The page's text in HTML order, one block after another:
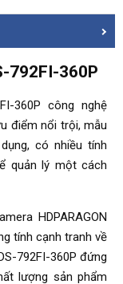
792FI-360P
360P công nghệ
điểm nổi trội, mẫu
có nhiều tính
quản lý một cách
HDPARAGON
tính cạnh tranh về
792FI-360P đứng
lượng sản phẩm